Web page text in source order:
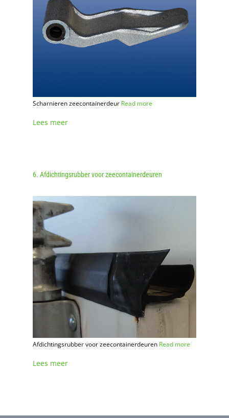
Scharnieren zeecontainerdeur Read more
Lees meer
6. Afdichtingsrubber voor zeecontainerdeuren
Afdichtingsrubber voor zeecontainerdeuren Read more
Lees meer